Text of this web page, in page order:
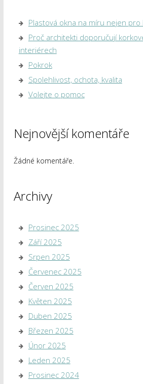
Plastová okna na míru nejen pro
Proč architekti doporučují
interiérech
Pokrok
Spolehlivost, ochota, kvalita
Volejte o pomoc
Nejnovější komentáře
Žádné komentáře.
Archivy
Prosinec 2025
Září 2025
Srpen 2025
Červenec 2025
Červen 2025
Květen 2025
Duben 2025
Březen 2025
Únor 2025
Leden 2025
Prosinec 2024